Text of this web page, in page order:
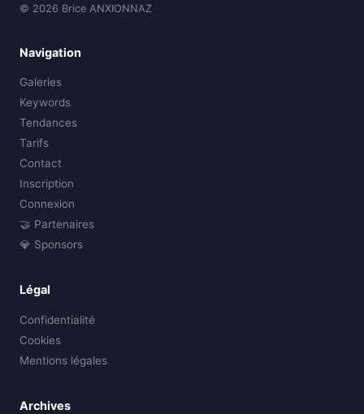
© 2026 Brice ANXIONNAZ
Navigation
Galeries
Keywords
Tendances
Tarifs
Contact
Inscription
Connexion
🤝 Partenaires
💎 Sponsors
Légal
Confidentialité
Cookies
Mentions légales
Archives